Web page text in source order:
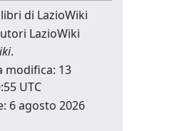
di LazioWiki
LazioWiki
.
modifica: 13
UTC
6 agosto 2026